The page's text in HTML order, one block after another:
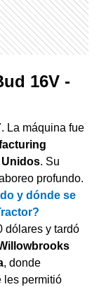
16V -
La máquina fue
Unidos. Su
profundo.
y dónde se
dólares y tardó
, donde
les permitió